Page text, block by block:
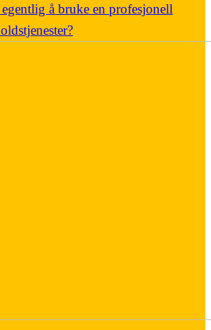
å bruke en profesjonell